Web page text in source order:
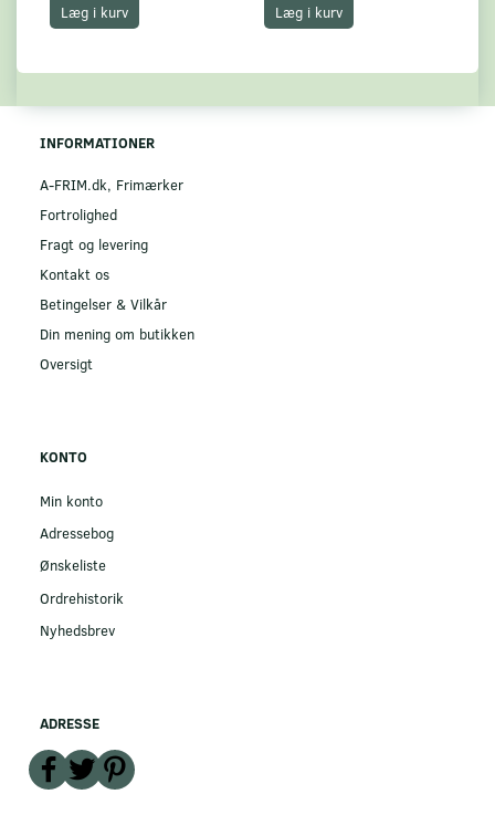
Læg i kurv Læg i kurv
INFORMATIONER
A-FRIM.dk, Frimærker
Fortrolighed
Fragt og levering
Kontakt os
Betingelser & Vilkår
Din mening om butikken
Oversigt
KONTO
Min konto
Adressebog
Ønskeliste
Ordrehistorik
Nyhedsbrev
ADRESSE